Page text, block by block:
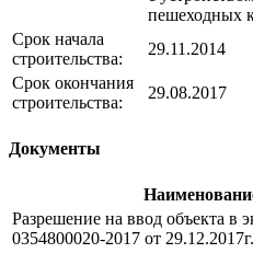
пешеходных
Срок начала
строительства:
29.11.2014
Срок окончания
строительства:
29.08.2017
Документы
Разрешение на ввод объекта в
0354800020-2017 от 29.12.2017г.